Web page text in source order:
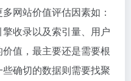
网站价值评估因素如：
收录以及索引量、用户
值，最主要还是需要根
确切的数据则需要找聚